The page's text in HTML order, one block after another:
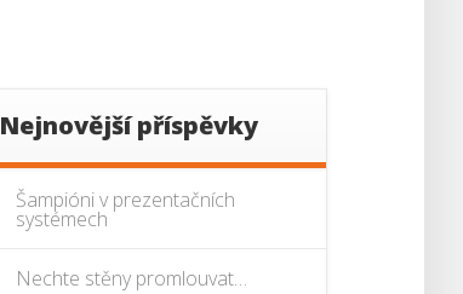
Nejnovější příspěvky
Šampióni v prezentačních
systémech
Nechte stěny promlouvat…